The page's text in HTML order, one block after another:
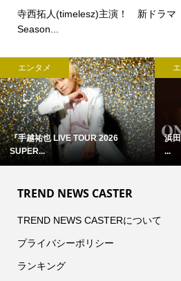
寺西拓人(timelesz)主演！ 新ドラマ
Season...
エンタメ
『手越祐也 LIVE TOUR 2026
SUPER...
浜
...
TREND NEWS CASTER
TREND NEWS CASTERについて
プライバシーポリシー
ランキング